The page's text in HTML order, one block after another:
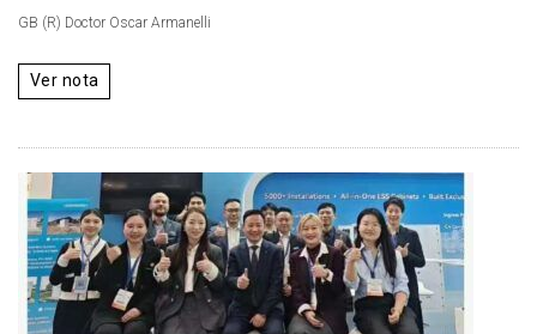
GB (R) Doctor Oscar Armanelli
Ver nota